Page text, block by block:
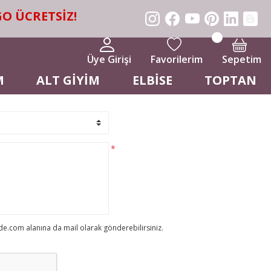
Üye Girişi Favorilerim Sepetim
ALT GİYİM ELBİSE TOPTAN
*
alanına da mail olarak gönderebilirsiniz.